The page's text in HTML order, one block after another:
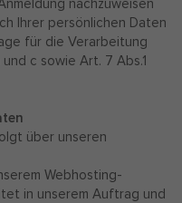
nachzuweisen
Ihrer persönlichen Daten
für die Verarbeitung
c sowie Art. 7 Abs.1
über unseren
Webhosting-
in unserem Auftrag und